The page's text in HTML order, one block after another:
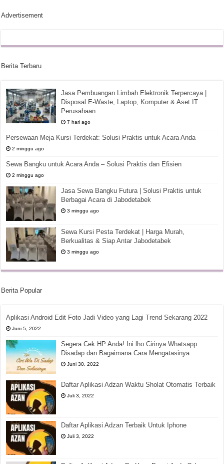
Advertisement
Berita Terbaru
Jasa Pembuangan Limbah Elektronik Terpercaya |
Disposal E-Waste, Laptop, Komputer & Aset IT
Perusahaan
7 hari ago
Persewaan Meja Kursi Terdekat: Solusi Praktis untuk Acara Anda
2 minggu ago
Sewa Bangku untuk Acara Anda – Solusi Praktis dan Efisien
2 minggu ago
Jasa Sewa Bangku Futura | Solusi Praktis untuk
Berbagai Acara di Jabodetabek
3 minggu ago
Sewa Kursi Pesta Terdekat | Harga Murah,
Berkualitas & Siap Antar Jabodetabek
3 minggu ago
Berita Popular
Aplikasi Android Edit Foto Jadi Video yang Lagi Trend Sekarang 2022
Juni 5, 2022
Segera Cek HP Anda! Ini lho Cirinya Whatsapp
Disadap dan Bagaimana Cara Mengatasinya
Juni 30, 2022
Daftar Aplikasi Adzan Waktu Sholat Otomatis Terbaik
Juli 3, 2022
Daftar Aplikasi Adzan Terbaik Untuk Iphone
Juli 3, 2022